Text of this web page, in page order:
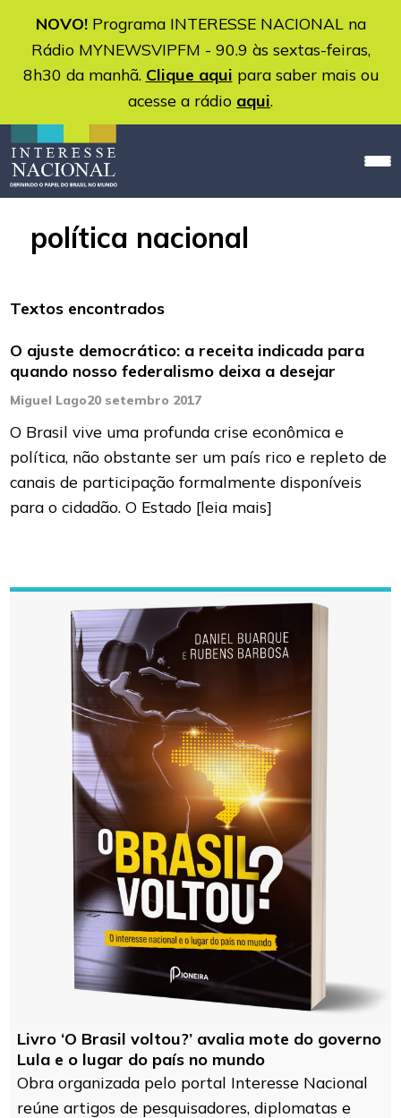
NOVO!Programa INTERESSE NACIONAL na
Rádio MYNEWSVIPFM - 90.9 às sextas-feiras,
8h30 da manhã. Clique aqui para saber mais ou
acesse a rádio aqui.
política nacional
Textos encontrados
O ajuste democrático: a receita indicada para
quando nosso federalismo deixa a desejar
Miguel Lago20 setembro 2017
O Brasil vive uma profunda crise econômica e
política, não obstante ser um país rico e repleto de
canais de participação formalmente disponíveis
para o cidadão. O Estado [leia mais]
Livro ‘O Brasil voltou?’ avalia mote do governo
Lula e o lugar do país no mundo
Obra organizada pelo portal Interesse Nacional
reúne artigos de pesquisadores, diplomatas e